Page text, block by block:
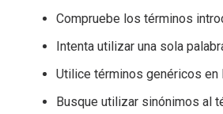
Compruebe los términos
Intenta utilizar una sola
Utilice términos genéricos en
Busque utilizar sinónimos al
6.
zapatillas
7.
zapatillas
8.
new
9. zapatillas